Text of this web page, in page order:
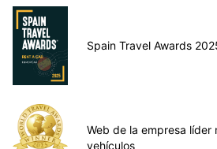
Spain Travel Awards
Web de la empresa líder
vehículos